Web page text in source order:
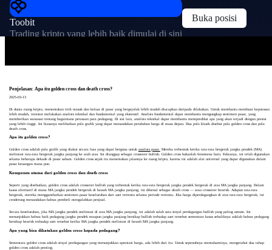
Toobit
Trading kripto yang lebih baik dimulai di sini
Buka posisi
Penjelasan: Apa itu golden cross dan death cross?
2025-03-13
Di dunia ruang kripto, menentukan titik masuk dan keluar di pasar yang bergejolak lebih mudah diucapkan daripada dilakukan. Untuk membantu membuat keputusan
lebih mudah, investor melakukan analisis teknikal dan fundamental yang ekstensif. Analisis fundamental dapat membantu mengungkap sentimen pasar, yang
memberikan wawasan tentang bagaimana perasaan para pedagang. Di sisi lain, analisis teknikal dapat membantu memprediksi apa yang akan terjadi dengan presisi
yang lebih tinggi. Ini biasanya melibatkan pola grafik yang dapat menandakan perubahan harga di masa depan. Dua pola klasik disebut pola golden cross dan pola
death cross.
Apa itu golden cross?
Golden cross adalah pola grafik yang diakui secara luas yang dapat berguna untuk analisis pasar. Mereka terbentuk ketika rata-rata bergerak jangka pendek (MA)
melintasi rata-rata bergerak jangka panjang ke arah atas. Ini dianggap sebagai crossover bullish. Golden cross bukanlah fenomena baru. Faktanya, ini telah digunakan
selama beberapa dekade di pasar saham. Golden cross sejak itu menemukan jalannya ke ruang kripto, karena ini adalah alat universal yang dapat digunakan dalam
pasar keuangan mana pun.
Komponen utama dari golden cross dan death cross
Seperti yang disebutkan, golden cross adalah crossover bullish yang terbentuk ketika rata-rata bergerak jangka pendek bergerak di atas MA jangka panjang. Dalam
kasus alternatif di mana MA jangka pendek bergerak di bawah MA jangka panjang, ini dikenal sebagai death cross — atau crossover bearish. Adapun rata-rata
bergerak, mereka menggambarkan sentimen pasar keseluruhan dari aset tertentu selama periode tertentu. Jika harga diperdagangkan di atas rata-rata bergerak, ini
cenderung menandakan bahwa pembeli mengalahkan penjual.
Secara keseluruhan, jika MA jangka pendek melintasi di atas MA jangka panjang, ini adalah salah satu sinyal perdagangan bullish yang paling umum. Ini
menunjukkan bahwa baik pedagang jangka pendek maupun jangka panjang bersikap bullish terhadap aset tersebut sementara kasus sebaliknya adalah bahwa pedagang
bersikap bearish terhadap aset tersebut ketika MA jangka pendek melintasi di bawah MA jangka panjang.
Apa yang bisa dikatakan golden cross kepada pedagang?
Sementara golden cross adalah sinyal perdagangan yang menunjukkan apresiasi harga, ada lebih dari itu. Untuk sepenuhnya memahaminya, mengetahui dua tahap
golden cross adalah penting.